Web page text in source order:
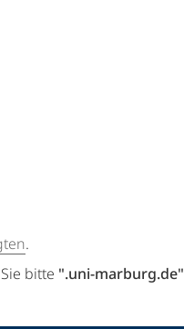
.
bitte ".uni-marburg.de"